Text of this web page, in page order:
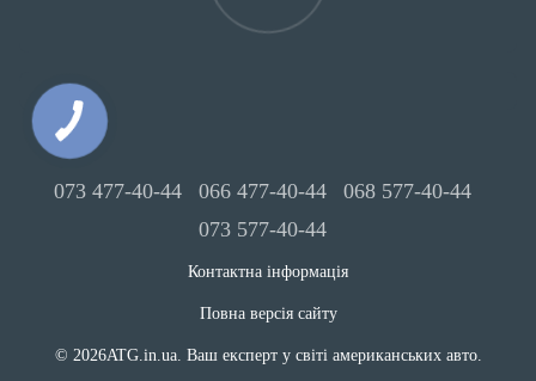
073 477-40-44 066 477-40-44
068 577-40-44
073 577-40-44
Контактна інформація
Повна версія сайту
© 2026ATG.in.ua. Ваш експерт у світі американських авто.